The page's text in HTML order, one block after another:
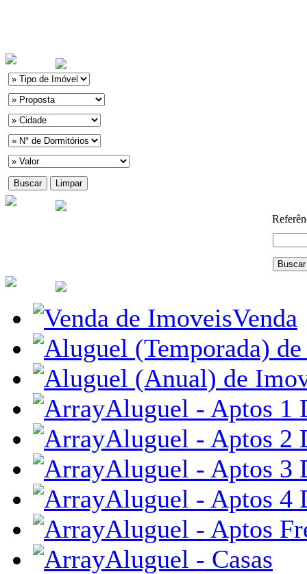
Venda
Aluguel - Aptos 1
Aluguel - Aptos 2
Aluguel - Aptos 3
Aluguel - Aptos 4
Aluguel - Aptos
Aluguel - Casas